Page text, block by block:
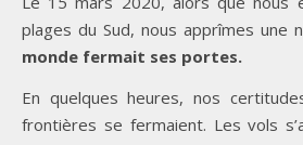
plages du Sud, nous apprîmes une
monde fermait ses portes.
En quelques heures, nos
frontières se fermaient. Les vols